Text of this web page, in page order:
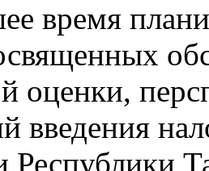
время
оценки,
введения
Республики